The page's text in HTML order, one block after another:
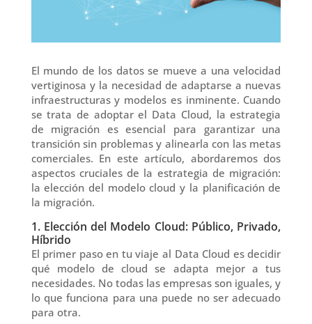
El mundo de los datos se mueve a una velocidad
vertiginosa y la necesidad de adaptarse a nuevas
infraestructuras y modelos es inminente. Cuando
se trata de adoptar el Data Cloud, la estrategia
de migración es esencial para garantizar una
transición sin problemas y alinearla con las metas
comerciales. En este artículo, abordaremos dos
aspectos cruciales de la estrategia de migración:
la elección del modelo cloud y la planificación de
la migración.
1. Elección del Modelo Cloud: Público, Privado,
Híbrido
El primer paso en tu viaje al Data Cloud es decidir
qué modelo de cloud se adapta mejor a tus
necesidades. No todas las empresas son iguales, y
lo que funciona para una puede no ser adecuado
para otra.